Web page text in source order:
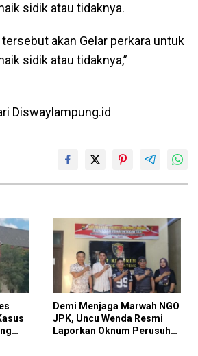
sidik atau tidaknya.
akan Gelar perkara untuk
sidik atau tidaknya,”
Diswaylampung.id
Demi Menjaga Marwah NGO
JPK, Uncu Wenda Resmi
Laporkan Oknum Perusuh